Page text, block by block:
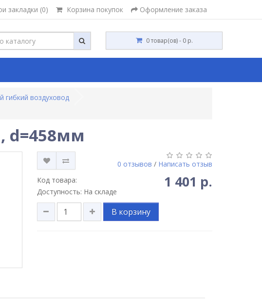
закладки (0) Корзина покупок Оформление заказа
0 товар(ов) - 0 р.
гибкий воздуховод
d=458мм
0 отзывов / Написать отзыв
Код товара:
Доступность: На складе
1 401 р.
В корзину